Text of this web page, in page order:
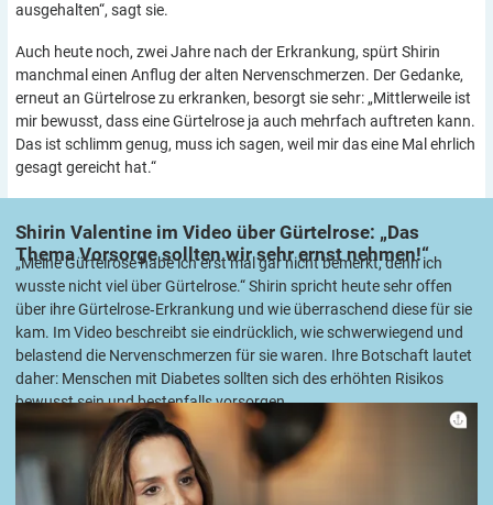
ausgehalten“, sagt sie.
Auch heute noch, zwei Jahre nach der Erkrankung, spürt Shirin
manchmal einen Anflug der alten Nervenschmerzen. Der Gedanke,
erneut an Gürtelrose zu erkranken, besorgt sie sehr: „Mittlerweile ist
mir bewusst, dass eine Gürtelrose ja auch mehrfach auftreten kann.
Das ist schlimm genug, muss ich sagen, weil mir das eine Mal ehrlich
gesagt gereicht hat.“
Shirin Valentine im Video über Gürtelrose: „Das
Thema Vorsorge sollten wir sehr ernst nehmen!“
„Meine Gürtelrose habe ich erst mal gar nicht bemerkt, denn ich
wusste nicht viel über Gürtelrose.“ Shirin spricht heute sehr offen
über ihre Gürtelrose‑Erkrankung und wie überraschend diese für sie
kam. Im Video beschreibt sie eindrücklich, wie schwerwiegend und
belastend die Nervenschmerzen für sie waren. Ihre Botschaft lautet
daher: Menschen mit Diabetes sollten sich des erhöhten Risikos
bewusst sein und bestenfalls vorsorgen.